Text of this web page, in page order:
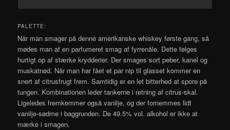
PALETTE:
Når man smager på denne amerikanske whiskey første gang, så
mødes man af en parfumeret smag af fyrrenåle. Dette følges
hurtigt op af stærke krydderier. Der smages sort peber, kanel og
muskatnød. Når man har fået et par nip til glasset kommer en
snert af citrusfrugt frem. Samtidig er en let bitterhed at spore på
tungen. Kombinationen leder tankerne i retning af citrus-skal.
Ligeledes fremkommer også vanilje, og der fornemmes lidt
vanilje-sødme i baggrunden. De 49.5% vol. alkohol er ikke at
mærke i smagen.